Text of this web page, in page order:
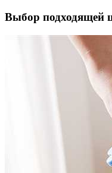
Выбор подходящей